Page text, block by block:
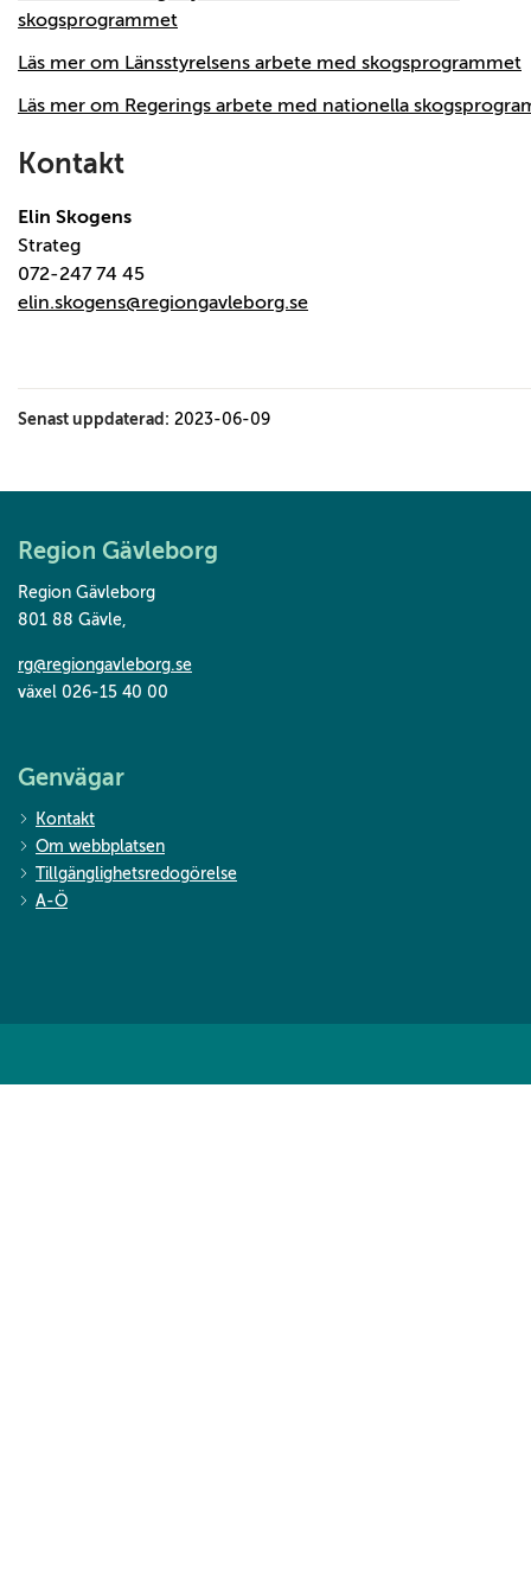
skogsprogrammet
Läs mer om Länsstyrelsens arbete med skogsprogrammet
Läs mer om Regerings arbete med nationella
Kontakt
Elin Skogens
Strateg
072-247 74 45
elin.skogens@regiongavleborg.se
Senast uppdaterad: 2023-06-09
Region Gävleborg
Region Gävleborg
801 88 Gävle,
rg@regiongavleborg.se
växel 026-15 40 00
Genvägar
Kontakt
Om webbplatsen
Tillgänglighetsredogörelse
A-Ö